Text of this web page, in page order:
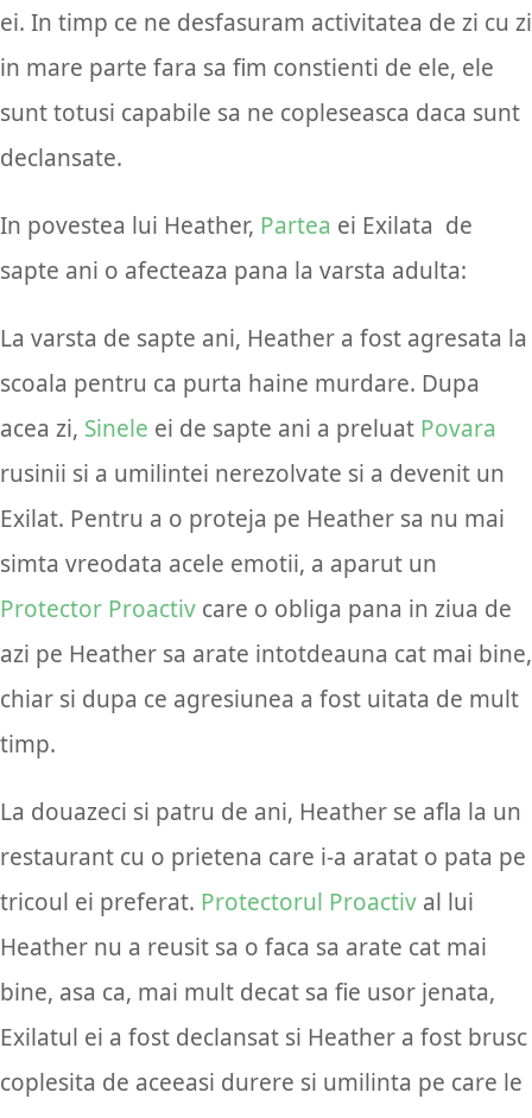
ei. In timp ce ne desfasuram activitatea de zi cu zi
in mare parte fara sa fim constienti de ele, ele
sunt totusi capabile sa ne copleseasca daca sunt
declansate.
In povestea lui Heather, Partea ei Exilata de
sapte ani o afecteaza pana la varsta adulta:
La varsta de sapte ani, Heather a fost agresata la
scoala pentru ca purta haine murdare. Dupa
acea zi, Sinele ei de sapte ani a preluat Povara
rusinii si a umilintei nerezolvate si a devenit un
Exilat. Pentru a o proteja pe Heather sa nu mai
simta vreodata acele emotii, a aparut un
Protector Proactiv care o obliga pana in ziua de
azi pe Heather sa arate intotdeauna cat mai bine,
chiar si dupa ce agresiunea a fost uitata de mult
timp.
La douazeci si patru de ani, Heather se afla la un
restaurant cu o prietena care i-a aratat o pata pe
tricoul ei preferat. Protectorul Proactiv al lui
Heather nu a reusit sa o faca sa arate cat mai
bine, asa ca, mai mult decat sa fie usor jenata,
Exilatul ei a fost declansat si Heather a fost brusc
coplesita de aceeasi durere si umilinta pe care le